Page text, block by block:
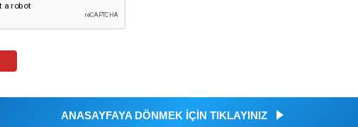
ANASAYFAYA DÖNMEK İÇİN TIKLAYINIZ